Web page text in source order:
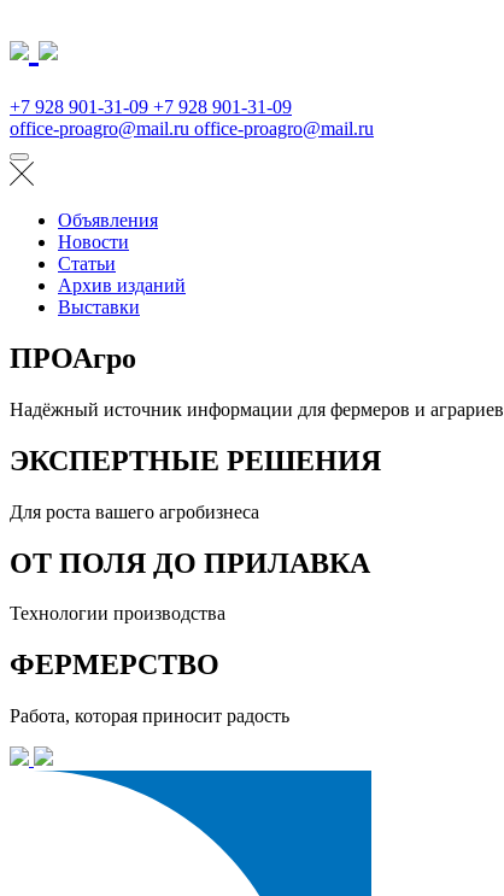
+7 928 901-31-09 +7 928 901-31-09
office-proagro@mail.ru office-proagro@mail.ru
Объявления
Новости
Статьи
Архив изданий
Выставки
ПРОАгро
Надёжный источник информации для фермеров и аграриев
ЭКСПЕРТНЫЕ РЕШЕНИЯ
Для роста вашего агробизнеса
ОТ ПОЛЯ ДО ПРИЛАВКА
Технологии производства
ФЕРМЕРСТВО
Работа, которая приносит радость